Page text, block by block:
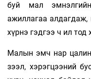
буй мал
ажиллагаа
хүрнэ гэдгээ ч ил
Малын эмч нар цалин
зээл, хэрэгцээний